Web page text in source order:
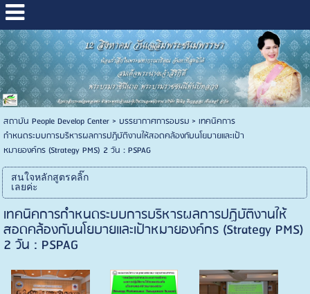
สถาบัน People Develop Center> บรรยากาศการอบรม> เทคนิคการ
กำหนดระบบการบริหารผลการปฏิบัติงานให้สอดคล้องกับนโยบายและเป้า
หมายองค์กร (Strategy PMS) 2 วัน : PSPAG
สนใจหลักสูตรคลิ๊ก
เลยค่ะ
เทคนิคการกำหนดระบบการบริหารผลการปฏิบัติงานให้
สอดคล้องกับนโยบายและเป้าหมายองค์กร (Strategy PMS)
2 วัน : PSPAG